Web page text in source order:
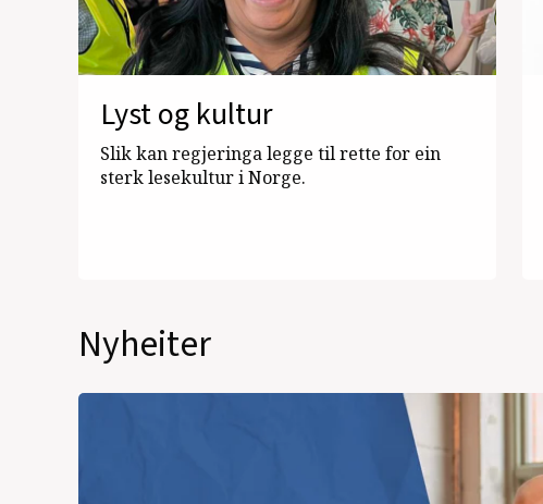
Lyst og kultur
Slik kan regjeringa legge til rette for ein
sterk lesekultur i Norge.
Nyheiter